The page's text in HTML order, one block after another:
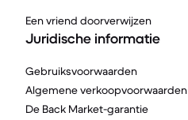
Een vriend doorverwijzen
Juridische informatie
Gebruiksvoorwaarden
Algemene verkoopvoorwaarden
De Back Market-garantie